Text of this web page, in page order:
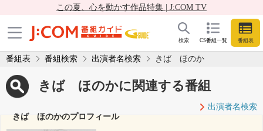
この夏、心を動かす作品特集 | J:COM TV
CS番組一覧 番組表
検索
番組表 番組検索 出演者名検索 きば ほのか
きば ほのかに関連する番組
出演者名検索
きば ほのかのプロフィール